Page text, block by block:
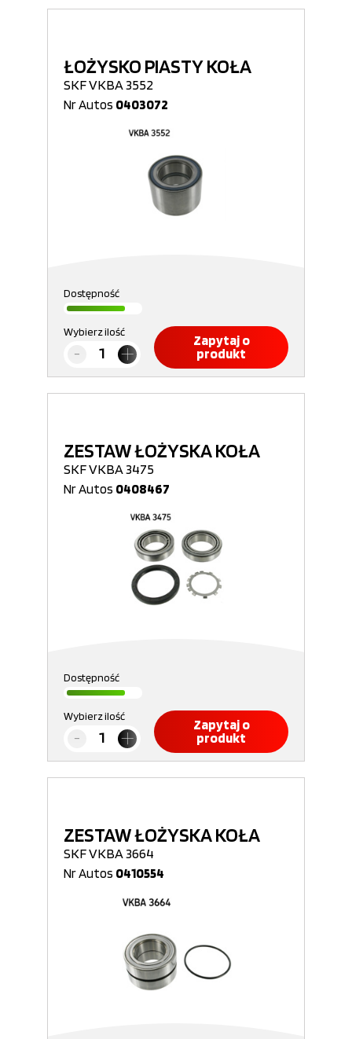
ŁOŻYSKO PIASTY KOŁA
SKF VKBA 3552
Nr Autos 0403072
Dostępność
Wybierz ilość
Zapytaj o
produkt
ZESTAW ŁOŻYSKA KOŁA
SKF VKBA 3475
Nr Autos 0408467
Dostępność
Wybierz ilość
Zapytaj o
produkt
ZESTAW ŁOŻYSKA KOŁA
SKF VKBA 3664
Nr Autos 0410554